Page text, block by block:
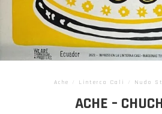
Ache Linterca Cali Nudo
ACHE –